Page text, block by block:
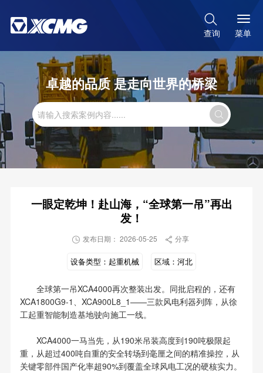

查询 菜单
卓越的品质 是走向世界的桥梁

一眼定乾坤！赴山海，“全球第一吊”再出
发！
 发布日期： 2026-05-25  分享
设备类型： 起重机械 区域： 河北
全球第一吊XCA4000再次整装出发。同批启程的，还有
XCA1800G9-1、XCA900L8_1——三款风电利器列阵，从徐
工起重智能制造基地驶向施工一线。
XCA4000一马当先，从190米吊装高度到190吨极限起
重，从超过400吨自重的安全转场到毫厘之间的精准操控，从
关键零部件国产化率超90%到覆盖全球风电工况的硬核实力。